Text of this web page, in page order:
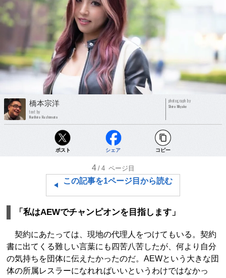
橋本宗洋
text by
Norihiro Hashimoto
photograph by
Shiro Miyake
ポスト シェア コピー
4 /4 ページ目
この記事を1ページ目から読む
「私はAEWでチャンピオンを目指します」
契約にあたっては、現地の代理人をつけてもいる。契約
書に出てくる難しい言葉にも四苦八苦したが、何より自分
の気持ちを団体に伝えたかったのだ。AEWという大きな団
体の所属レスラーになれればいいというわけではなかっ